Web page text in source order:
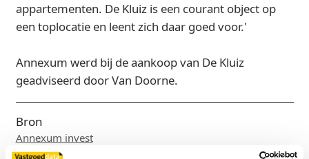
appartementen. De Kluiz is een courant object op
een toplocatie en leent zich daar goed voor.'
Annexum werd bij de aankoop van De Kluiz
geadviseerd door Van Doorne.
Bron
Annexum invest